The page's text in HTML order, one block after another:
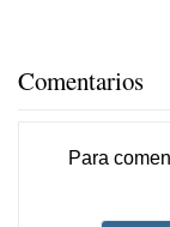
Comentarios
Para